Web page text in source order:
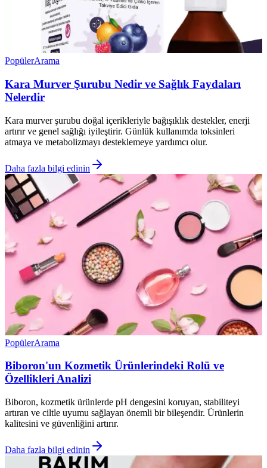
PopülerArama
Kara Murver Şurubu Nedir ve Sağlık Faydaları
Nelerdir
Kara murver şurubu doğal içerikleriyle bağışıklık destekler, enerji
artırır ve genel sağlığı iyileştirir. Günlük kullanımda toksinleri
atmaya ve metabolizmayı desteklemeye yardımcı olur.
Daha fazla bilgi edinin
PopülerArama
Biboron'un Kozmetik Ürünlerindeki Rolü ve
Özellikleri Analizi
Biboron, kozmetik ürünlerde pH dengesini koruyan, stabiliteyi
artıran ve ciltle uyumu sağlayan önemli bir bileşendir. Ürünlerin
kalitesini ve güvenliğini artırır.
Daha fazla bilgi edinin